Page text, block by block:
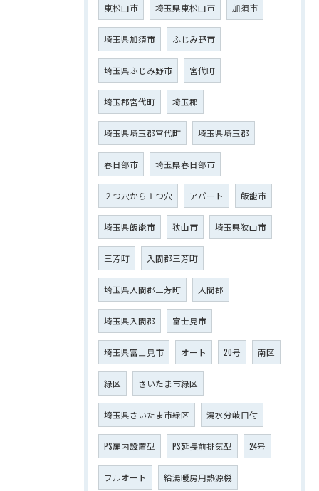
東松山市 埼玉県東松山市 加須市
埼玉県加須市 ふじみ野市
埼玉県ふじみ野市 宮代町
埼玉郡宮代町 埼玉郡
埼玉県埼玉郡宮代町 埼玉県埼玉郡
春日部市 埼玉県春日部市
２つ穴から１つ穴 アパート 飯能市
埼玉県飯能市 狭山市 埼玉県狭山市
三芳町 入間郡三芳町
埼玉県入間郡三芳町 入間郡
埼玉県入間郡 富士見市
埼玉県富士見市 オート 20号 南区
緑区 さいたま市緑区
埼玉県さいたま市緑区 湯水分岐口付
PS扉内設置型 PS延長前排気型 24号
フルオート 給湯暖房用熱源機